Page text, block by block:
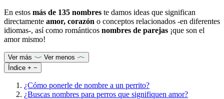
En estos más de 135 nombres te damos ideas que significan
directamente amor, corazón o conceptos relacionados -en diferentes
idiomas-, así como románticos nombres de parejas ¡que son el
amor mismo!
Ver más
Ver menos
Índice + −
¿Cómo ponerle de nombre a un perrito?
¿Buscas nombres para perros que signifiquen amor?